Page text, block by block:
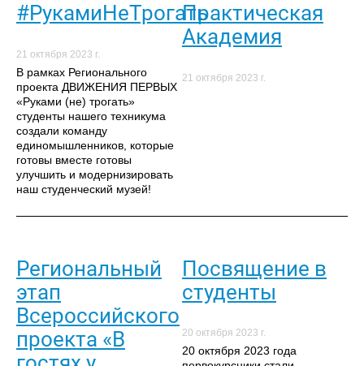
#РукамиНеТрогать
21 октября 2023 г.
В рамках Регионального
проекта ДВИЖЕНИЯ ПЕРВЫХ
«Руками (не) трогать»
студенты нашего техникума
создали команду
единомышленников, которые
готовы вместе готовы
улучшить и модернизировать
наш студенческий музей!
Практическая
Академия
21 октября 2023 г.
Региональный
этап
Всероссийского
проекта «В
Посвящение в
студенты
20 октября 2023 г.
20 октября 2023 года